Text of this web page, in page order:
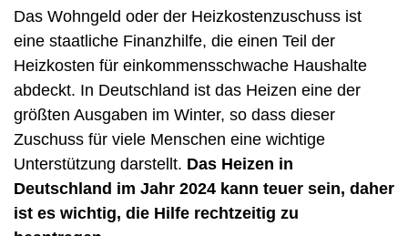
Das Wohngeld oder der Heizkostenzuschuss ist
eine staatliche Finanzhilfe, die einen Teil der
Heizkosten für einkommensschwache Haushalte
abdeckt. In Deutschland ist das Heizen eine der
größten Ausgaben im Winter, so dass dieser
Zuschuss für viele Menschen eine wichtige
Unterstützung darstellt. Das Heizen in
Deutschland im Jahr 2024 kann teuer sein, daher
ist es wichtig, die Hilfe rechtzeitig zu